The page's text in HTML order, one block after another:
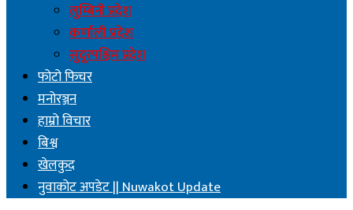
लुम्बिनी प्रदेश
कर्णाली प्रदेश
सुदूरपश्चिम प्रदेश
फोटो फिचर
मनोरञ्जन
हाम्रो विचार
बिश्व
खेलकुद
नुवाकोट अपडेट || Nuwakot Update